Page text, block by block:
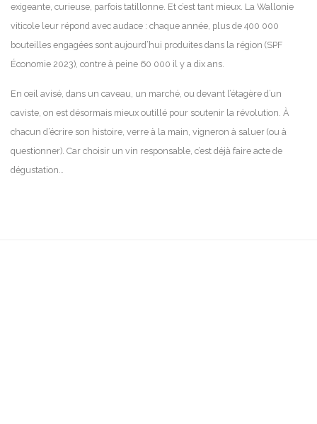
exigeante, curieuse, parfois tatillonne. Et c’est tant mieux. La Wallonie
viticole leur répond avec audace : chaque année, plus de 400 000
bouteilles engagées sont aujourd’hui produites dans la région (SPF
Économie 2023), contre à peine 60 000 il y a dix ans.
En œil avisé, dans un caveau, un marché, ou devant l’étagère d’un
caviste, on est désormais mieux outillé pour soutenir la révolution. À
chacun d’écrire son histoire, verre à la main, vigneron à saluer (ou à
questionner). Car choisir un vin responsable, c’est déjà faire acte de
dégustation…